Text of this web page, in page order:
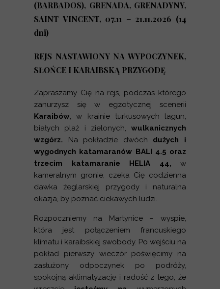
(BARBADOS), GRENADA, GRENADYNY,
SAINT VINCENT, 07.11 – 21.11.2026 (14
dni)
REJS NASTAWIONY NA WYPOCZYNEK,
SŁOŃCE I KARAIBSKĄ PRZYGODĘ
Zapraszamy Cię na rejs, podczas którego
zanurzysz się w egzotycznej scenerii
Karaibów, w krainie turkusowych lagun,
białych plaż i zielonych, wulkanicznych
wzgórz. Na pokładzie dwóch dużych i
wygodnych katamaranów BALI 4.5 oraz
trzecim katamaranie HELIA 44, w
kameralnym gronie, czeka Cię codzienna
dawka żeglarskiej przygody i naturalna
okazja, by poznać ciekawych ludzi.
Rozpoczniemy na Martynice – wyspie,
która jest połączeniem francuskiego
klimatu i karaibskiej swobody. Po wejściu na
pokład pierwszy wieczór poświęcimy na
zasłużony odpoczynek po podróży,
spokojną aklimatyzację i radość z tego, że